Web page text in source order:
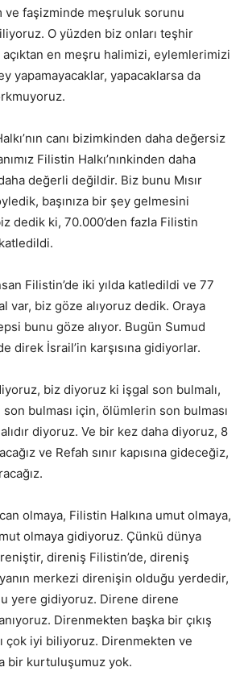
ve faşizminde meşruluk sorunu
O yüzden biz onları teşhir
en meşru halimizi, eylemlerimizi
yapamayacaklar, yapacaklarsa da
canı bizimkinden daha değersiz
Filistin Halkı’nınkinden daha
değerli değildir. Biz bunu Mısır
başınıza bir şey gelmesini
dedik ki, 70.000’den fazla Filistin
Filistin’de iki yılda katledildi ve 77
var, biz göze alıyoruz dedik. Oraya
bunu göze alıyor. Bugün Sumud
direk İsrail’in karşısına gidiyorlar.
biz diyoruz ki işgal son bulmalı,
son bulması için, ölümlerin son bulması
diyoruz. Ve bir kez daha diyoruz, 8
ve Refah sınır kapısına gideceğiz,
olmaya, Filistin Halkına umut olmaya,
olmaya gidiyoruz. Çünkü dünya
direniş Filistin’de, direniş
merkezi direnişin olduğu yerdedir,
yere gidiyoruz. Direne direne
Direnmekten başka bir çıkış
çok iyi biliyoruz. Direnmekten ve
bir kurtuluşumuz yok.